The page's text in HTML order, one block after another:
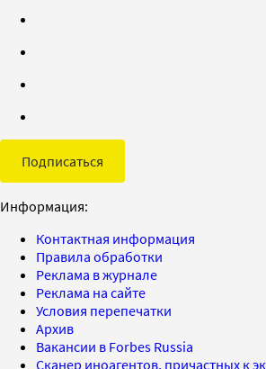
Подписаться
Информация:
Контактная информация
Правила обработки
Реклама в журнале
Реклама на сайте
Условия перепечатки
Архив
Вакансии в Forbes Russia
Сканер иноагентов, причастных к